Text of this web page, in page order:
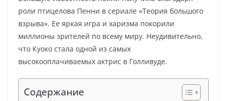
роли птицелова Пенни в сериале «Теория большого
взрыва». Ее яркая игра и харизма покорили
миллионы зрителей по всему миру. Неудивительно,
что Куоко стала одной из самых
высокооплачиваемых актрис в Голливуде.
Содержание